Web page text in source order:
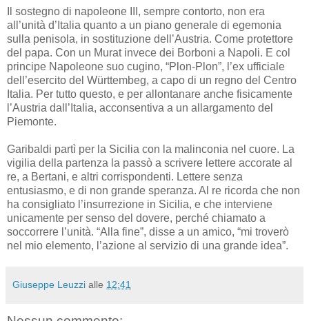
Il sostegno di napoleone III, sempre contorto, non era
all’unità d’Italia quanto a un piano generale di egemonia
sulla penisola, in sostituzione dell’Austria. Come protettore
del papa. Con un Murat invece dei Borboni a Napoli. E col
principe Napoleone suo cugino, “Plon-Plon”, l’ex ufficiale
dell’esercito del Württembeg, a capo di un regno del Centro
Italia. Per tutto questo, e per allontanare anche fisicamente
l’Austria dall’Italia, acconsentiva a un allargamento del
Piemonte.
Garibaldi partì per la Sicilia con la malinconia nel cuore. La
vigilia della partenza la passò a scrivere lettere accorate al
re, a Bertani, e altri corrispondenti. Lettere senza
entusiasmo, e di non grande speranza. Al re ricorda che non
ha consigliato l’insurrezione in Sicilia, e che interviene
unicamente per senso del dovere, perché chiamato a
soccorrere l’unità. “Alla fine”, disse a un amico, “mi troverò
nel mio elemento, l’azione al servizio di una grande idea”.
Giuseppe Leuzzi alle 12:41